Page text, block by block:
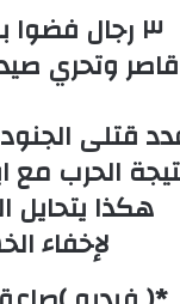
٣ رجال فضوا
قاصر وتحري
قتلى
الحرب مع
هكذا يتحايل
لإخفاء